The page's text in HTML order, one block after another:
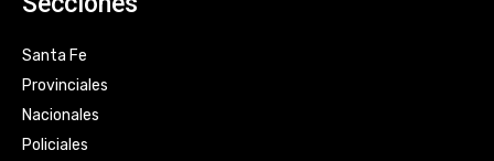
Santa Fe
Provinciales
Nacionales
Policiales